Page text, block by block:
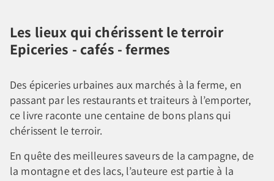
Les lieux qui chérissent le terroir
Epiceries - cafés - fermes
Des épiceries urbaines aux marchés à la ferme, en
passant par les restaurants et traiteurs à l’emporter,
ce livre raconte une centaine de bons plans qui
chérissent le terroir.
En quête des meilleures saveurs de la campagne, de
la montagne et des lacs, l’auteure est partie à la